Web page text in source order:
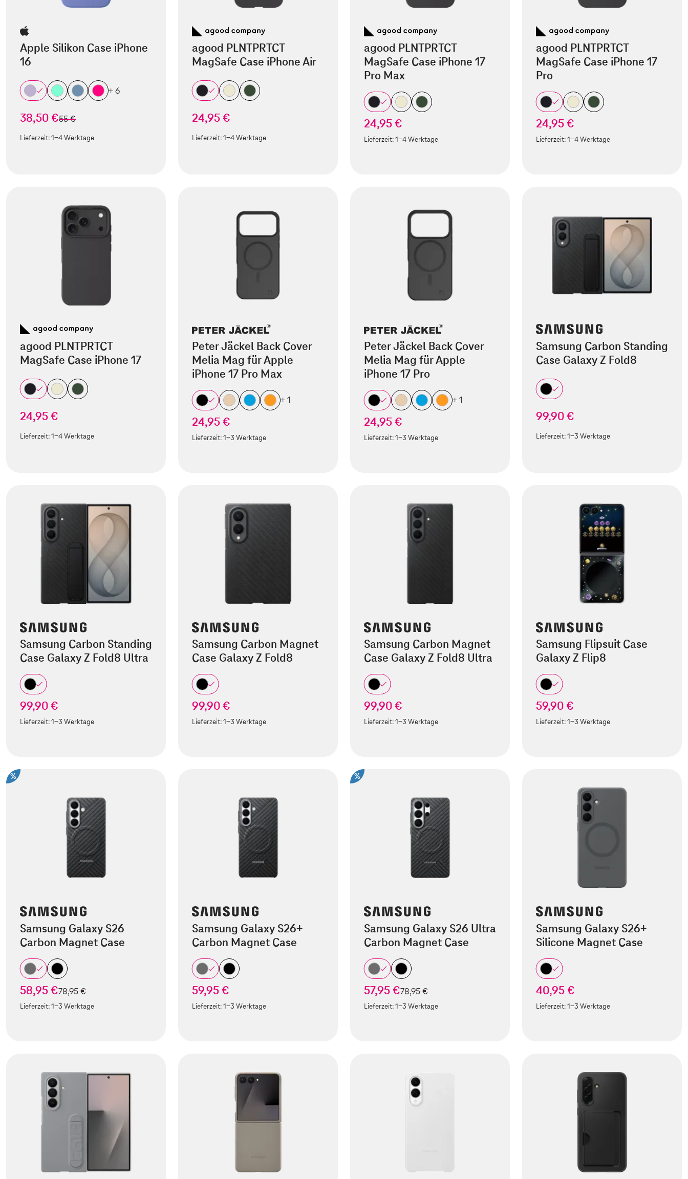
Apple Silikon Case iPhone
16
+ 6
38,50 €statt
55 €
Lieferzeit:1-4 Werktage
agood PLNTPRTCT
MagSafe Case iPhone Air
24,95 €
Lieferzeit:1-4 Werktage
agood PLNTPRTCT
MagSafe Case iPhone 17
Pro Max
24,95 €
Lieferzeit:1-4 Werktage
agood PLNTPRTCT
MagSafe Case iPhone 17
Pro
24,95 €
Lieferzeit:1-4 Werktage
agood PLNTPRTCT
MagSafe Case iPhone 17
24,95 €
Lieferzeit:1-4 Werktage
Peter Jäckel Back Cover
Melia Mag für Apple
iPhone 17 Pro Max
+ 1
24,95 €
Lieferzeit:1-3 Werktage
Peter Jäckel Back Cover
Melia Mag für Apple
iPhone 17 Pro
+ 1
24,95 €
Lieferzeit:1-3 Werktage
Samsung Carbon Standing
Case Galaxy Z Fold8
99,90 €
Lieferzeit:1-3 Werktage
Samsung Carbon Standing
Case Galaxy Z Fold8 Ultra
99,90 €
Lieferzeit:1-3 Werktage
Samsung Carbon Magnet
Case Galaxy Z Fold8
99,90 €
Lieferzeit:1-3 Werktage
Samsung Carbon Magnet
Case Galaxy Z Fold8 Ultra
99,90 €
Lieferzeit:1-3 Werktage
Samsung Flipsuit Case
Galaxy Z Flip8
59,90 €
Lieferzeit:1-3 Werktage
%
Samsung Galaxy S26
Carbon Magnet Case
58,95 €statt
78,95 €
Lieferzeit:1-3 Werktage
Samsung Galaxy S26+
Carbon Magnet Case
59,95 €
Lieferzeit:1-3 Werktage
%
Samsung Galaxy S26 Ultra
Carbon Magnet Case
57,95 €statt
78,95 €
Lieferzeit:1-3 Werktage
Samsung Galaxy S26+
Silicone Magnet Case
40,95 €
Lieferzeit:1-3 Werktage